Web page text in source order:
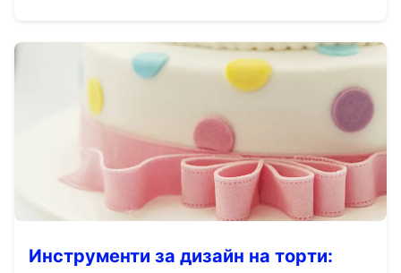
Инструменти за дизайн на торти: